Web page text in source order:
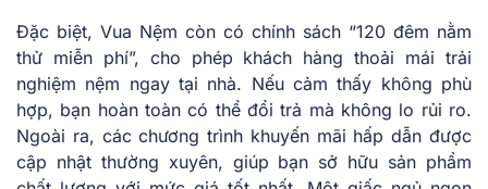
Đặc biệt, Vua Nệm còn có chính sách “120 đêm nằm
thử miễn phí”, cho phép khách hàng thoải mái trải
nghiệm nệm ngay tại nhà. Nếu cảm thấy không phù
hợp, bạn hoàn toàn có thể đổi trả mà không lo rủi ro.
Ngoài ra, các chương trình khuyến mãi hấp dẫn được
cập nhật thường xuyên, giúp bạn sở hữu sản phẩm